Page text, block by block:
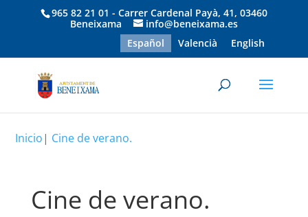
965 82 21 01 - Carrer Cardenal Payà, 41, 03460
Beneixama
info@beneixama.es
Español
Valencià English
Inicio| Cine de verano.
Cine de verano.